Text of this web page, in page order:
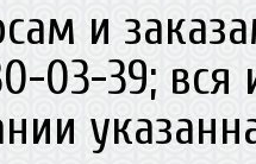
и
03-39;